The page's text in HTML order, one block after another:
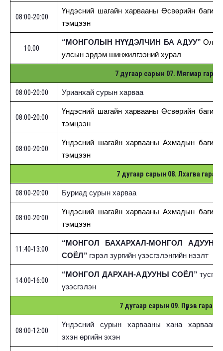
08:00-20:00
Үндэсний шагайн харвааны Өсвөрийн багийн
тэмцээн
10:00
“МОНГОЛЫН НҮҮДЭЛЧИН БА АДУУ” Олон
улсын эрдэм шинжилгээний хурал
7 дугаар сарын 07. Мягмар гараг
08:00-20:00 Урианхай сурын харваа
08:00-20:00
Үндэсний шагайн харвааны Өсвөрийн багийн
тэмцээн
08:00-20:00
Үндэсний шагайн харвааны Ахмадын багийн
тэмцээн
7 дугаар сарын 08. Лхагва гараг
08:00-20:00 Буриад сурын харваа
08:00-20:00
Үндэсний шагайн харвааны Ахмадын багийн
тэмцээн
11:40-13:00
“МОНГОЛ БАХАРХАЛ-МОНГОЛ АДУУНЫ
СОЁЛ” гэрэл зургийн үзэсгэлэнгийн нээлт
14:00-16:00
“МОНГОЛ ДАРХАН-АДУУНЫ СОЁЛ” тусгай
үзэсгэлэн
7 дугаар сарын 09. Пүрэв гараг
08:00-12:00
Үндэсний сурын харвааны хана харвааны
эхэн өргийн эхэн